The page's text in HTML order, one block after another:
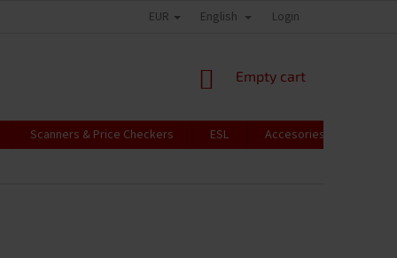
EUR English Login
SHOPPING
Empty cart
Scanners & Price Checkers ESL Accesories